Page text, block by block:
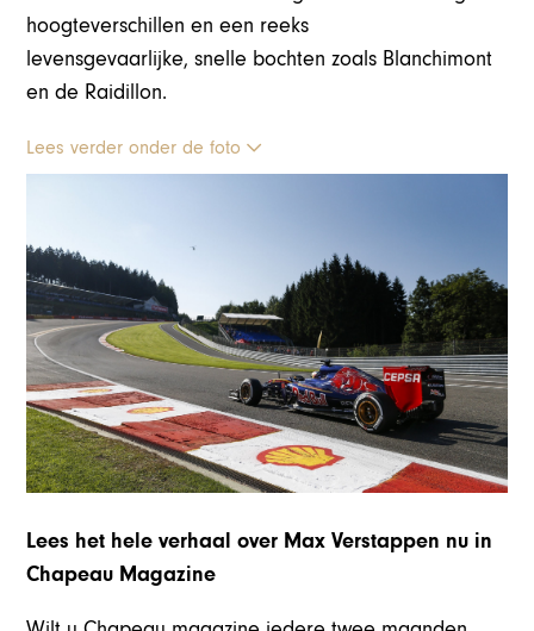
hoogteverschillen en een reeks
levensgevaarlijke, snelle bochten zoals Blanchimont
en de Raidillon.
Lees verder onder de foto
Lees het hele verhaal over Max Verstappen nu in
Chapeau Magazine